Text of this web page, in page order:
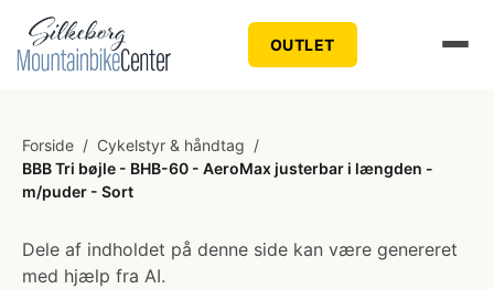
OUTLET
Forside / Cykelstyr & håndtag /
BBB Tri bøjle - BHB-60 - AeroMax justerbar i længden -
m/puder - Sort
Dele af indholdet på denne side kan være genereret
med hjælp fra AI.